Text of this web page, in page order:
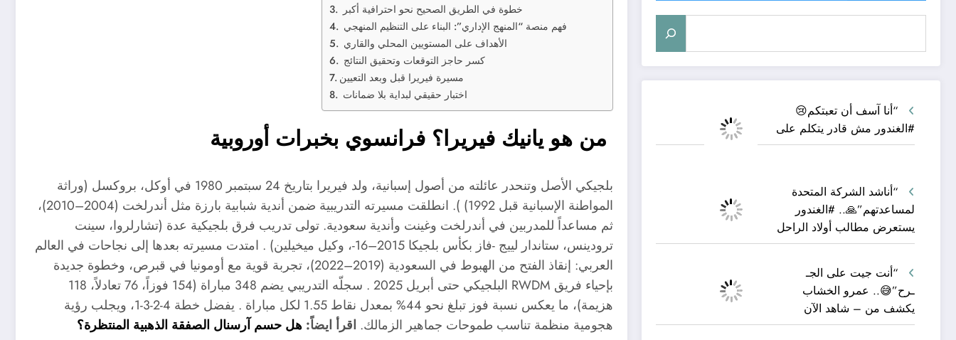
“أنا آسف أن تعبتكم😢
#الغندور مش قادر يتكلم على
“أناشد الشركة المتحدة
لمساعدتهم”🙏.. #الغندور
يستعرض مطالب أولاد الراحل
“أنت جيت على الجـ
ـرح”😅.. عمرو الخشاب
يكشف من – شاهد الآن
خطوة في الطريق الصحيح نحو احترافية أكبر
فهم منصة “المنهج الإداري”: البناء على التنظيم المنهجي
الأهداف على المستويين المحلي والقاري
كسر حاجز التوقعات وتحقيق النتائج
مسيرة فيريرا قبل وبعد التعيين
اختبار حقيقي لبداية بلا ضمانات
من هو يانيك فيريرا؟ فرانسوي بخبرات أوروبية
بلجيكي الأصل وتنحدر عائلته من أصول إسبانية، ولد فيريرا بتاريخ 24 سبتمبر 1980 في أوكل، بروكسل (وراثة
المواطنة الإسبانية قبل 1992) ). انطلقت مسيرته التدريبية ضمن أندية شبابية بارزة مثل أندرلخت (2004–2010)،
ثم مساعداً للمدربين في أندرلخت وغينت وأندية سعودية. تولى تدريب فرق بلجيكية عدة (تشارلروا، سينت
ترودينس، ستاندار لييج -فاز بكأس بلجيكا 2015–16-، وكيل ميخيلين) . امتدت مسيرته بعدها إلى نجاحات في العالم
العربي: إنقاذ الفتح من الهبوط في السعودية (2019–2022)، تجربة قوية مع أومونيا في قبرص، وخطوة جديدة
بإحياء فريق RWDM البلجيكي حتى أبريل 2025 . سجلّه التدريبي يضم 348 مباراة (154 فوزاً، 76 تعادلاً، 118
هزيمة)، ما يعكس نسبة فوز تبلغ نحو 44% بمعدل نقاط 1.55 لكل مباراة . يفضل خطة 4-2-3-1، ويجلب رؤية
هجومية منظمة تناسب طموحات جماهير الزمالك. اقرأ ايضاً:هل حسم آرسنال الصفقة الذهبية المنتظرة؟